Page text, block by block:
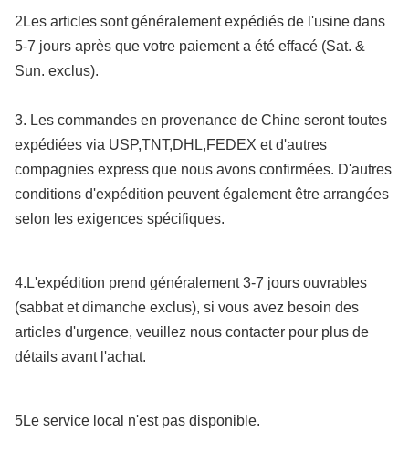
2Les articles sont généralement expédiés de l'usine dans
5-7 jours après que votre paiement a été effacé (Sat. &
Sun. exclus).
3. Les commandes en provenance de Chine seront toutes
expédiées via USP,TNT,DHL,FEDEX et d'autres
compagnies express que nous avons confirmées. D'autres
conditions d'expédition peuvent également être arrangées
selon les exigences spécifiques.
4.L'expédition prend généralement 3-7 jours ouvrables
(sabbat et dimanche exclus), si vous avez besoin des
articles d'urgence, veuillez nous contacter pour plus de
détails avant l'achat.
5Le service local n'est pas disponible.